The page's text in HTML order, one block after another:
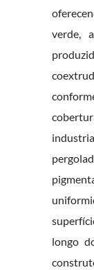
verde,
longo